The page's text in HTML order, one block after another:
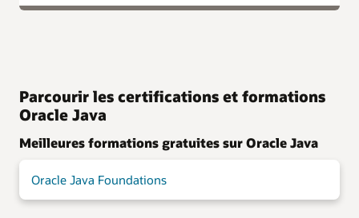
Parcourir les certifications et formations
Oracle Java
Meilleures formations gratuites sur Oracle Java
Oracle Java Foundations